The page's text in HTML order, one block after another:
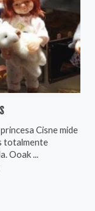
Cisne mide
totalmente
Ooak ...